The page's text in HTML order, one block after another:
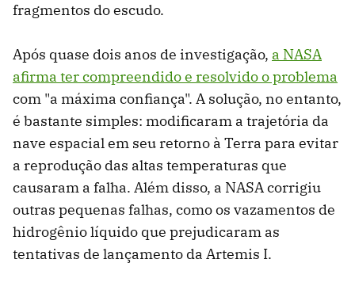
fragmentos do escudo.
Após quase dois anos de investigação, a NASA
afirma ter compreendido e resolvido o problema
com "a máxima confiança". A solução, no entanto,
é bastante simples: modificaram a trajetória da
nave espacial em seu retorno à Terra para evitar
a reprodução das altas temperaturas que
causaram a falha. Além disso, a NASA corrigiu
outras pequenas falhas, como os vazamentos de
hidrogênio líquido que prejudicaram as
tentativas de lançamento da Artemis I.